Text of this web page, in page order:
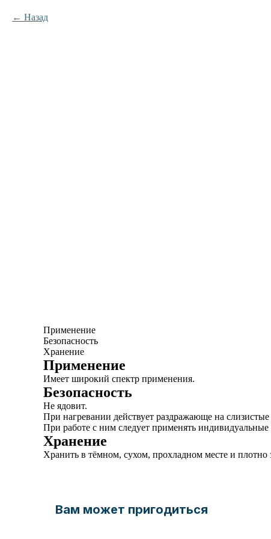
Назад
Применение
Безопасность
Хранение
Применение
Имеет широкий спектр применения.
Безопасность
Не ядовит.
При нагревании действует раздражающе на
При работе с ним следует применять индивидуальные
Хранение
Хранить в тёмном, сухом, прохладном месте и плотно
Вам может пригодиться